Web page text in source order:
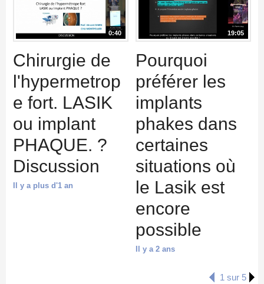
0:40
Chirurgie de
l'hypermetrop
e fort. LASIK
ou implant
PHAQUE. ?
Discussion
Il y a plus d'1 an
19:05
Pourquoi
préférer les
implants
phakes dans
certaines
situations où
le Lasik est
encore
possible
Il y a 2 ans
1 sur 5